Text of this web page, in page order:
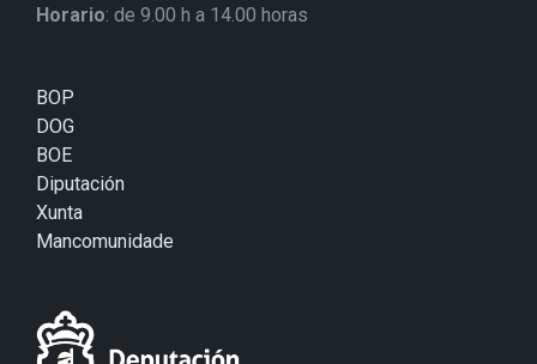
Horario: de 9.00 h a 14.00 horas
BOP
DOG
BOE
Diputación
Xunta
Mancomunidade